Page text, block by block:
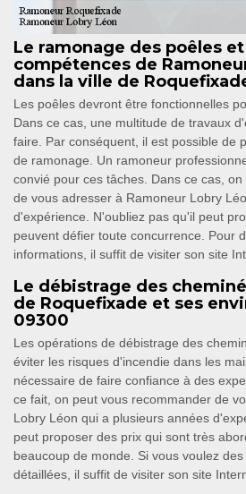
Le ramonage des poêles
compétences de
dans la ville de
Les poêles devront être fonctionnelles
Dans ce cas, une multitude de travaux
faire. Par conséquent, il est possible de
de ramonage. Un ramoneur
convié pour ces tâches. Dans ce cas,
de vous adresser à Ramoneur Lobry
d'expérience. N'oubliez pas qu'il peut
peuvent défier toute concurrence. Pour
informations, il suffit de visiter son site
Le débistrage des
de Roquefixade et ses
09300
Les opérations de débistrage des
éviter les risques d'incendie dans les
nécessaire de faire confiance à des
ce fait, on peut vous recommander de
Lobry Léon qui a plusieurs années
peut proposer des prix qui sont très
beaucoup de monde. Si vous voulez
détaillées, il suffit de visiter son site